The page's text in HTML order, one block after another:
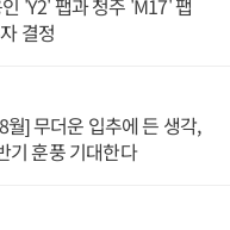
결정
] 무더운 입추에 든 생각,
기 훈풍 기대한다